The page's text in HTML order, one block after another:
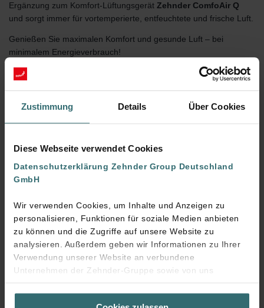
Zustimmung Details Über Cookies
Diese Webseite verwendet Cookies
Datenschutzerklärung Zehnder Group Deutschland
GmbH
Wir verwenden Cookies, um Inhalte und Anzeigen zu
personalisieren, Funktionen für soziale Medien anbieten
zu können und die Zugriffe auf unsere Website zu
analysieren. Außerdem geben wir Informationen zu Ihrer
Verwendung unserer Website an verbundene
Unternehmen der Zehnder-Gruppe sowie von uns
beauftragte Dienstleister zum Zweck der Werbung und
Analysen weiter. Unsere Dienstleister führen diese
Ergänzung zum Komfort-Lüftungsgerät Zehnder ComfoAir Q
und sorgt immer für vortemperierte, entfeuchtete und frische Luft.
Genießen Sie maximalen Komfort und gesunde Luft – bei
minimalem Energieverbrauch!
Mehr zur Kühleinheit erfahren
Mehr Komfort
nicht nur gefiltert, sondern gleichzeitig auch vortemperiert